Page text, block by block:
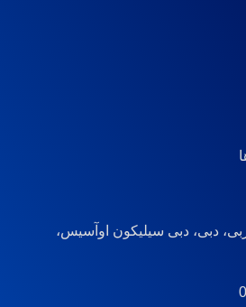
دبی، دبی سیلیکون اوآسیس،